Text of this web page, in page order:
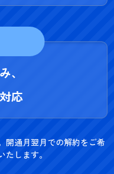
、
応
開通月翌月での解約をご希
します。